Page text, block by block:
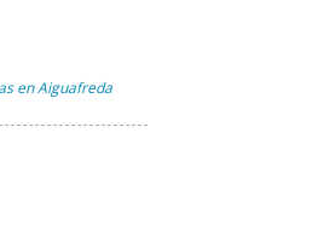
en Aiguafreda